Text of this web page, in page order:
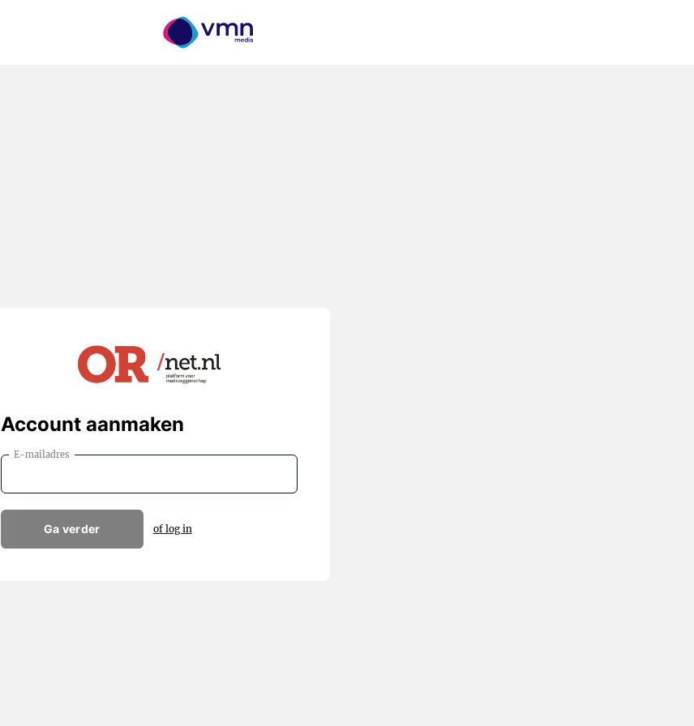
Account aanmaken
E-mailadres
Ga verder of log in